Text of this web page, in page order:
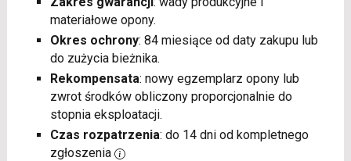
materiałowe opony.
Okres ochrony: 84 miesiące od daty zakupu lub
do zużycia bieżnika.
Rekompensata: nowy egzemplarz opony lub
zwrot środków obliczony proporcjonalnie do
stopnia eksploatacji.
Czas rozpatrzenia: do 14 dni od kompletnego
zgłoszenia